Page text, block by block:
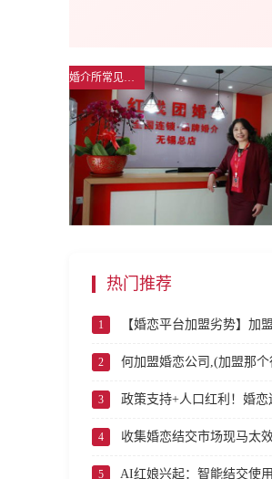
婚介所常见问题解答
热门推荐
1 【婚恋平台加盟劣势】加
2 何加盟婚恋公司,(加盟那个
3 政策支持+人口红利！婚
4 收集婚恋结交市场现马太
5 AI红娘兴起：智能结交使